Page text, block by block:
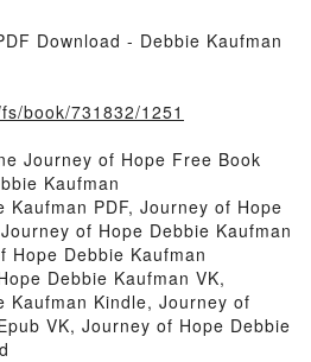
Download - Debbie Kaufman
book/731832/1251
Journey of Hope Free Book
Kaufman
Kaufman PDF, Journey of Hope
of Hope Debbie Kaufman
Hope Debbie Kaufman
Debbie Kaufman VK,
Kaufman Kindle, Journey of
VK, Journey of Hope Debbie